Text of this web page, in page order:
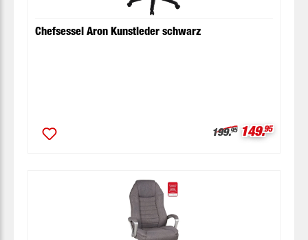
Chefsessel Aron Kunstleder schwarz
Regulärer Preis:
199.95 149.95